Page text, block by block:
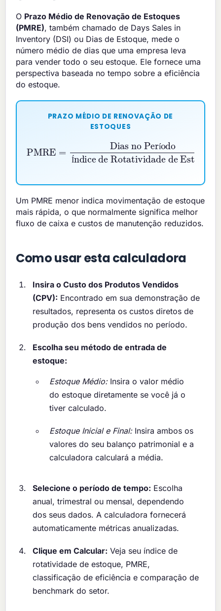
O Prazo Médio de Renovação de Estoques
(PMRE), também chamado de Days Sales in
Inventory (DSI) ou Dias de Estoque, mede o
número médio de dias que uma empresa leva
para vender todo o seu estoque. Ele fornece uma
perspectiva baseada no tempo sobre a eficiência
do estoque.
PRAZO MÉDIO DE RENOVAÇÃO DE
ESTOQUES
í
Í
Dias no Período
Rotatividade Anual
Um PMRE menor indica movimentação de estoque
mais rápida, o que normalmente significa melhor
fluxo de caixa e custos de manutenção reduzidos.
Como usar esta calculadora
Insira o Custo dos Produtos Vendidos
(CPV): Encontrado em sua demonstração de
resultados, representa os custos diretos de
produção dos bens vendidos no período.
Escolha seu método de entrada de
estoque:
Estoque Médio:Insira o valor médio
do estoque diretamente se você já o
tiver calculado.
Estoque Inicial e Final:Insira ambos os
valores do seu balanço patrimonial e a
calculadora calculará a média.
Selecione o período de tempo: Escolha
anual, trimestral ou mensal, dependendo
dos seus dados. A calculadora fornecerá
automaticamente métricas anualizadas.
Clique em Calcular: Veja seu índice de
rotatividade de estoque, PMRE,
classificação de eficiência e comparação de
benchmark do setor.